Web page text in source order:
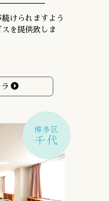
けられますよう
を提供致しま
博多区
千代